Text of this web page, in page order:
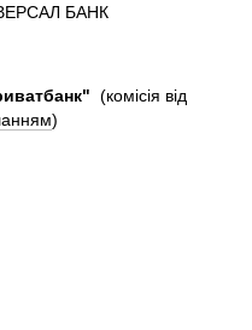
БАНК
(комісія від
)